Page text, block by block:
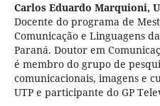
Carlos Eduardo Marquioni,
Docente do programa de
Comunicação e Linguagens
Paraná. Doutor em
é membro do grupo de
comunicacionais, imagens e
UTP e participante do GP